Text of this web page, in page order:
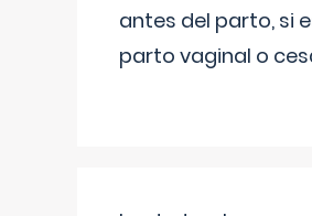
antes del parto, si
parto vaginal o